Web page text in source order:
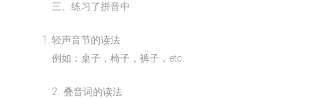
三、练习了拼音中
轻声音节的读法
例如：桌子，椅子，裤子，etc.
2. 叠音词的读法